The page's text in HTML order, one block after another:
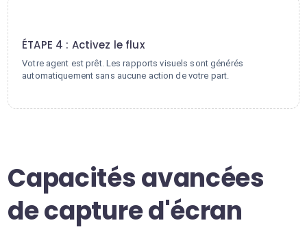
ÉTAPE 4 : Activez le flux
Votre agent est prêt. Les rapports visuels sont générés
automatiquement sans aucune action de votre part.
Capacités avancées
de capture d'écran